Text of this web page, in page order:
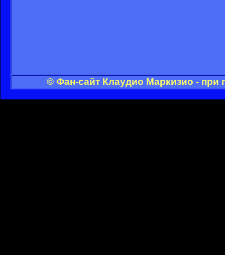
© Фан-сайт Клаудио Маркизио - при